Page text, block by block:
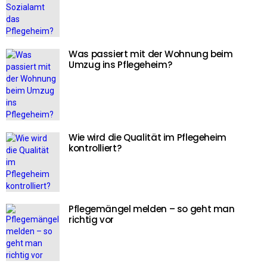
Was passiert mit der Wohnung beim
Umzug ins Pflegeheim?
Wie wird die Qualität im Pflegeheim
kontrolliert?
Pflegemängel melden – so geht man
richtig vor